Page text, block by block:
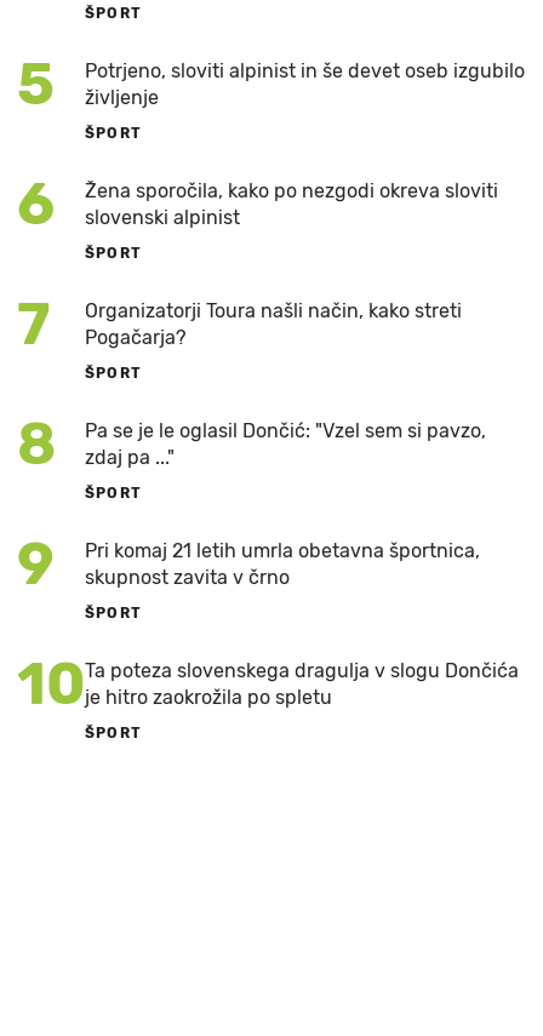
ŠPORT
5
Potrjeno, sloviti alpinist in še devet oseb izgubilo
življenje
ŠPORT
6
Žena sporočila, kako po nezgodi okreva sloviti
slovenski alpinist
ŠPORT
7
Organizatorji Toura našli način, kako streti
Pogačarja?
ŠPORT
8
Pa se je le oglasil Dončić: "Vzel sem si pavzo,
zdaj pa ..."
ŠPORT
9
Pri komaj 21 letih umrla obetavna športnica,
skupnost zavita v črno
ŠPORT
10Ta poteza slovenskega dragulja v slogu Dončića
je hitro zaokrožila po spletu
ŠPORT